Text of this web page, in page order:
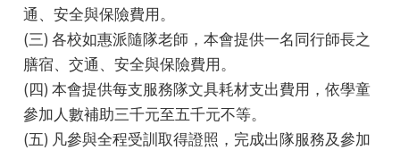
通、安全與保險費用。
(三) 各校如惠派隨隊老師，本會提供一名同行師長之
膳宿、交通、安全與保險費用。
(四) 本會提供每支服務隊文具耗材支出費用，依學童
參加人數補助三千元至五千元不等。
(五) 凡參與全程受訓取得證照，完成出隊服務及參加